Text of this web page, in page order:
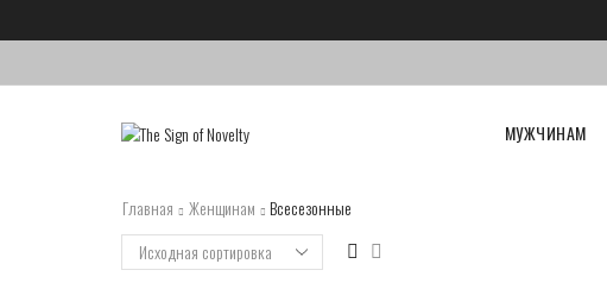
МУЖЧИНАМ
Главная Женщинам
Всесезонные